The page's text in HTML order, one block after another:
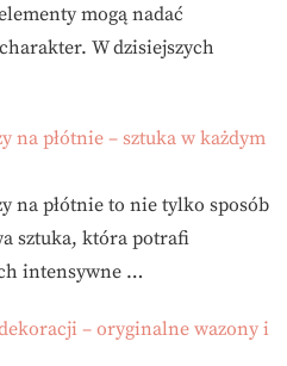
mogą nadać
W dzisiejszych
na płótnie – sztuka w każdym
na płótnie to nie tylko sposób
sztuka, która potrafi
intensywne …
– oryginalne wazony i